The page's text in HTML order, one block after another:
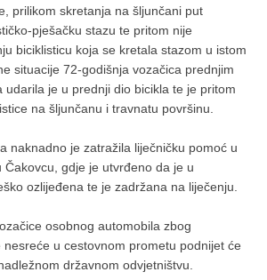
prilikom skretanja na šljunčani put
pješačku stazu te pritom nije
biciklisticu koja se kretala stazom u istom
situacije 72-godišnja vozačica prednjim
udarila je u prednji dio bicikla te je pritom
na šljunčanu i travnatu površinu.
naknadno je zatražila liječničku pomoć u
Čakovcu, gdje je utvrđeno da je u
ozlijeđena te je zadržana na liječenju.
osobnog automobila zbog
nesreće u cestovnom prometu podnijet će
državnom odvjetništvu.